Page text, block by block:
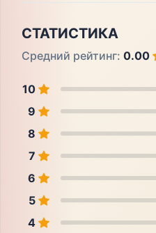
СТАТИСТИКА
Средний рейтинг: 0.00
10
9
8
7
6
5
4